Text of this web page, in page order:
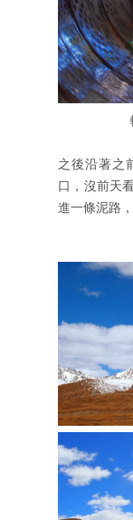
之後沿著之
口，沒前天
進一條泥路